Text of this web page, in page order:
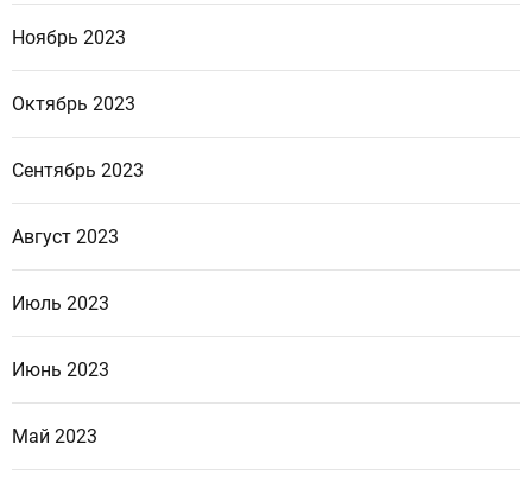
Ноябрь 2023
Октябрь 2023
Сентябрь 2023
Август 2023
Июль 2023
Июнь 2023
Май 2023